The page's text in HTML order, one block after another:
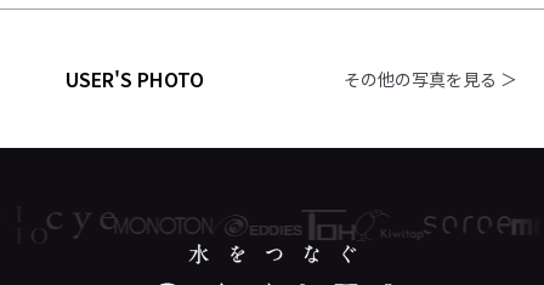
USER'S PHOTO その他の写真を見る ＞